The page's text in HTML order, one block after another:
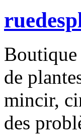
Boutique
de
mincir,
des